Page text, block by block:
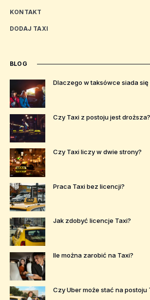
KONTAKT
DODAJ TAXI
BLOG
Dlaczego w taksówce siada się
Czy Taxi z postoju jest droższa?
Czy Taxi liczy w dwie strony?
Praca Taxi bez licencji?
Jak zdobyć licencje Taxi?
Ile można zarobić na Taxi?
Czy Uber może stać na postoju